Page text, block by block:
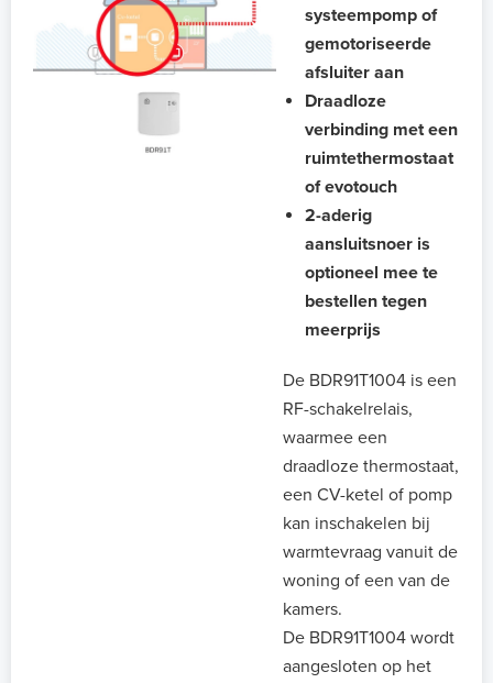
systeempomp of
gemotoriseerde
afsluiter aan
Draadloze
verbinding met een
ruimtethermostaat
of evotouch
2-aderig
aansluitsnoer is
optioneel mee te
bestellen tegen
meerprijs
De BDR91T1004 is een
RF-schakelrelais,
waarmee een
draadloze thermostaat,
een CV-ketel of pomp
kan inschakelen bij
warmtevraag vanuit de
woning of een van de
kamers.
De BDR91T1004 wordt
aangesloten op het